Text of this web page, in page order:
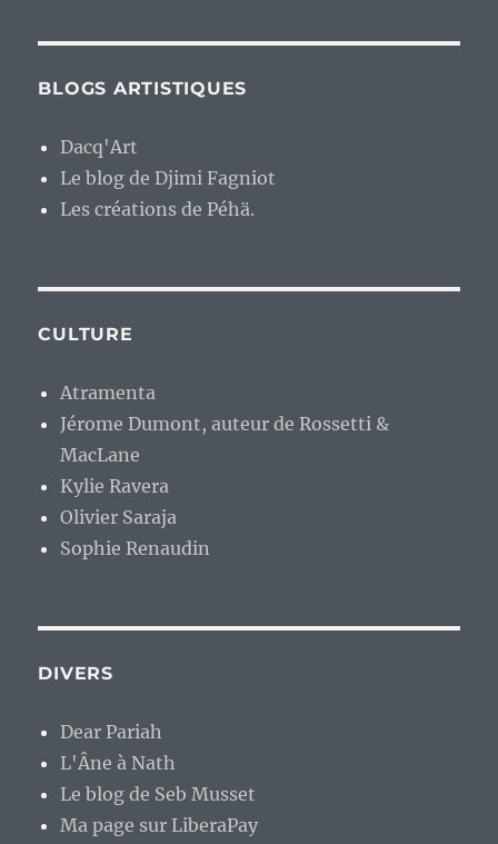
BLOGS ARTISTIQUES
Dacq'Art
Le blog de Djimi Fagniot
Les créations de Péhä.
CULTURE
Atramenta
Jérome Dumont, auteur de Rossetti &
MacLane
Kylie Ravera
Olivier Saraja
Sophie Renaudin
DIVERS
Dear Pariah
L'Âne à Nath
Le blog de Seb Musset
Ma page sur LiberaPay